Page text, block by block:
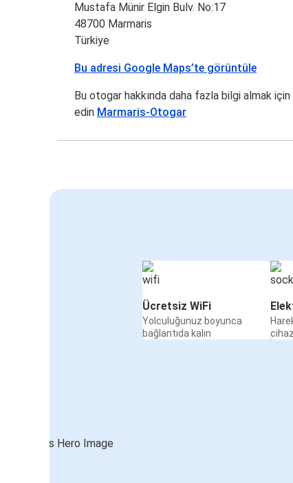
Mustafa Münir Elgin Bulv. No:17
48700 Marmaris
Türkiye
Bu adresi Google Maps’te görüntüle
Bu otogar hakkında daha fazla bilgi almak için
edin Marmaris-Otogar
Ücretsiz WiFi
Yolculuğunuz boyunca
bağlantıda kalın